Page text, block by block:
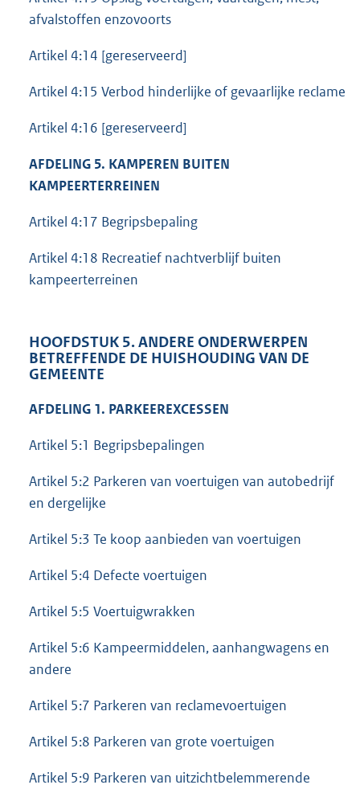
afvalstoffen enzovoorts
Artikel 4:14 [gereserveerd]
Artikel 4:15 Verbod hinderlijke of gevaarlijke reclame
Artikel 4:16 [gereserveerd]
AFDELING 5. KAMPEREN BUITEN
KAMPEERTERREINEN
Artikel 4:17 Begripsbepaling
Artikel 4:18 Recreatief nachtverblijf buiten
kampeerterreinen
HOOFDSTUK 5. ANDERE ONDERWERPEN
BETREFFENDE DE HUISHOUDING VAN DE
GEMEENTE
AFDELING 1. PARKEEREXCESSEN
Artikel 5:1 Begripsbepalingen
Artikel 5:2 Parkeren van voertuigen van autobedrijf
en dergelijke
Artikel 5:3 Te koop aanbieden van voertuigen
Artikel 5:4 Defecte voertuigen
Artikel 5:5 Voertuigwrakken
Artikel 5:6 Kampeermiddelen, aanhangwagens en
andere
Artikel 5:7 Parkeren van reclamevoertuigen
Artikel 5:8 Parkeren van grote voertuigen
Artikel 5:9 Parkeren van uitzichtbelemmerende